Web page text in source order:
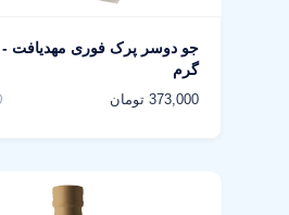
گرم
373,000 تومان